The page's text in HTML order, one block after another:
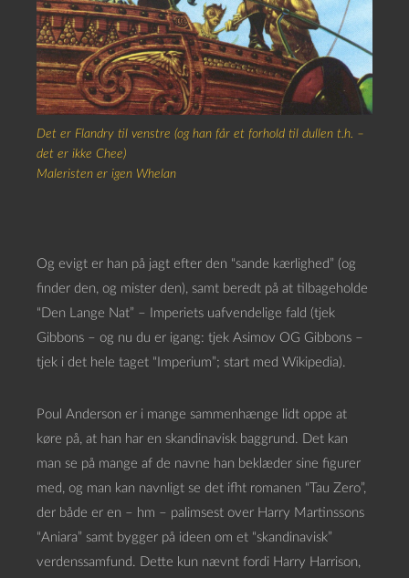
Det er Flandry til venstre (og han får et forhold til dullen t.h. –
det er ikke Chee)
Maleristen er igen Whelan
Og evigt er han på jagt efter den “sande kærlighed” (og
finder den, og mister den), samt beredt på at tilbageholde
“Den Lange Nat” – Imperiets uafvendelige fald (tjek
Gibbons – og nu du er igang: tjek Asimov OG Gibbons –
tjek i det hele taget “Imperium”; start med Wikipedia).
Poul Anderson er i mange sammenhænge lidt oppe at
køre på, at han har en skandinavisk baggrund. Det kan
man se på mange af de navne han beklæder sine figurer
med, og man kan navnligt se det ifht romanen “Tau Zero”,
der både er en – hm – palimsest over Harry Martinssons
“Aniara” samt bygger på ideen om et “skandinavisk”
verdenssamfund. Dette kun nævnt fordi Harry Harrison,